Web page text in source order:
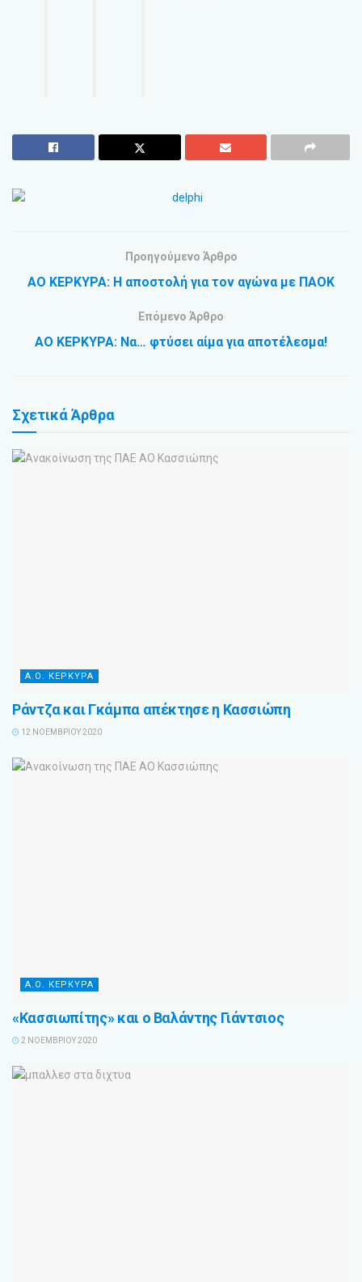
Προηγούμενο Άρθρο
ΑΟ ΚΕΡΚΥΡΑ: Η αποστολή για τον αγώνα με ΠΑΟΚ
Επόμενο Άρθρο
ΑΟ ΚΕΡΚΥΡΑ: Να… φτύσει αίμα για αποτέλεσμα!
ΣχετικάΆρθρα
Α.Ο. ΚΕΡΚΥΡΑ
Ράντζα και Γκάμπα απέκτησε η Κασσιώπη
12 ΝΟΕΜΒΡΊΟΥ 2020
Α.Ο. ΚΕΡΚΥΡΑ
«Κασσιωπίτης» και ο Βαλάντης Γιάντσιος
2 ΝΟΕΜΒΡΊΟΥ 2020